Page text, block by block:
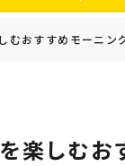
むおすすめモーニン
楽しむお